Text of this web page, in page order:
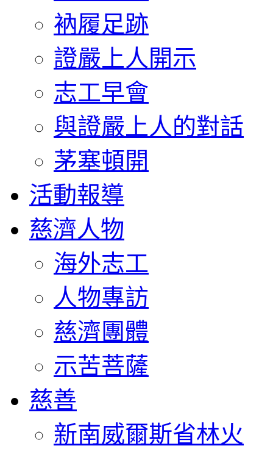
衲履足跡
證嚴上人開示
志工早會
與證嚴上人的對話
茅塞頓開
活動報導
慈濟人物
海外志工
人物專訪
慈濟團體
示苦菩薩
慈善
新南威爾斯省林火